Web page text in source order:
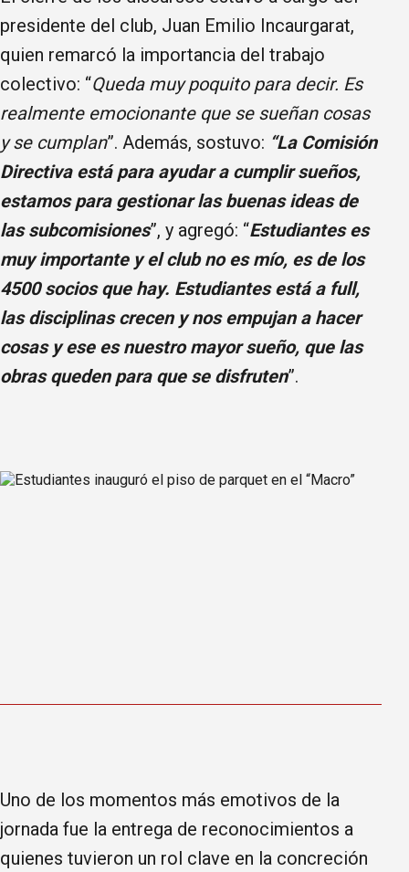
presidente del club, Juan Emilio Incaurgarat,
quien remarcó la importancia del trabajo
colectivo: “Queda muy poquito para decir. Es
realmente emocionante que se sueñan cosas
y se cumplan”. Además, sostuvo: “La Comisión
Directiva está para ayudar a cumplir sueños,
estamos para gestionar las buenas ideas de
las subcomisiones”, y agregó: “Estudiantes es
muy importante y el club no es mío, es de los
4500 socios que hay. Estudiantes está a full,
las disciplinas crecen y nos empujan a hacer
cosas y ese es nuestro mayor sueño, que las
obras queden para que se disfruten”.
Uno de los momentos más emotivos de la
jornada fue la entrega de reconocimientos a
quienes tuvieron un rol clave en la concreción